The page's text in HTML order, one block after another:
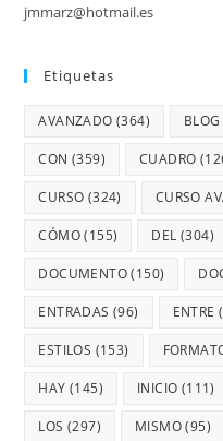
jmmarz@hotmail.es
Etiquetas
AVANZADO (364) BLOG
CON (359) CUADRO
CURSO (324) CURSO
CÓMO(155) DEL (304)
DOCUMENTO(150)
ENTRADAS (96) ENTRE
ESTILOS (153)
HAY (145) INICIO (111)
LOS (297) MISMO(95)